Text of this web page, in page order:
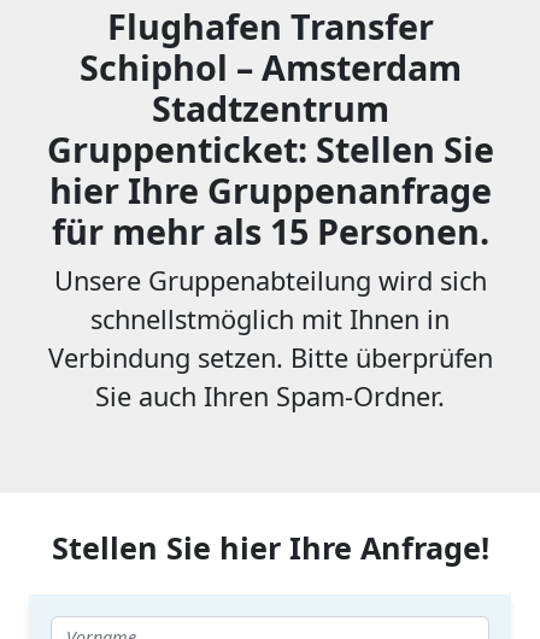
Flughafen Transfer
Schiphol – Amsterdam
Stadtzentrum
Gruppenticket: Stellen Sie
hier Ihre Gruppenanfrage
für mehr als 15 Personen.
Unsere Gruppenabteilung wird sich
schnellstmöglich mit Ihnen in
Verbindung setzen. Bitte überprüfen
Sie auch Ihren Spam-Ordner.
Stellen Sie hier Ihre Anfrage!